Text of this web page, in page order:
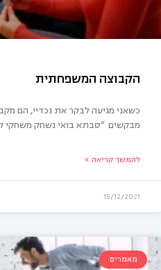
כשאני מגיעה לבקר את נכדיי, הם
מבקשים “סבתא בואי נשחק משחקי
להמשך קריאה »
15/12/2021
מאמרים